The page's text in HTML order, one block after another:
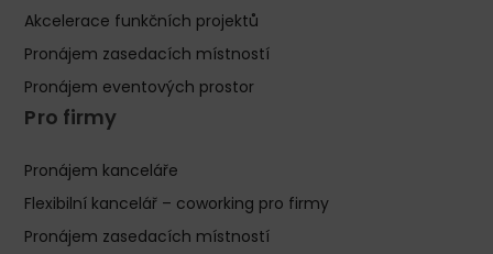
Akcelerace funkčních projektů
Pronájem zasedacích místností
Pronájem eventových prostor
Pro firmy
Pronájem kanceláře
Flexibilní kancelář – coworking pro firmy
Pronájem zasedacích místností